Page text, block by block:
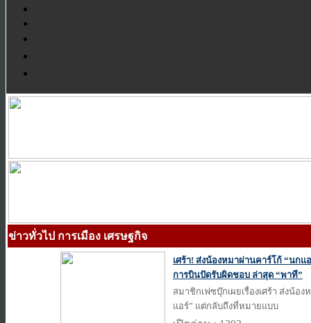
ข่าวทั่วไป การเมือง เศรษฐกิจ
เศร้า! ส่งน้องหมาผ่านคาร์โก้ “นก
การบินปัดรับผิดชอบ ล่าสุด “พาที”
สมาชิกเฟซบุ๊กเผยเรื่องเศร้า ส่งน้อ
แอร์” แต่กลับถึงที่หมายแบบ